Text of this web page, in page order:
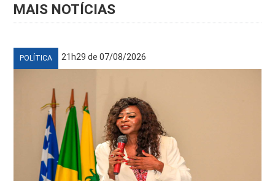
MAIS NOTÍCIAS
POLÍTICA 21h29 de 07/08/2026